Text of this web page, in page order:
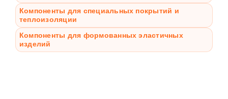
Компоненты для специальных покрытий и
теплоизоляции
Компоненты для формованных эластичных
изделий